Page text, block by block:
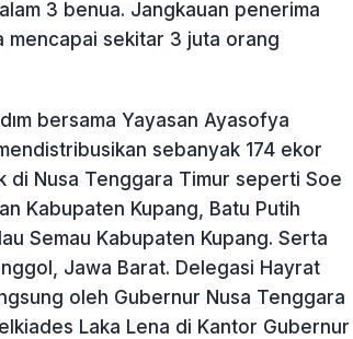
3 benua. Jangkauan penerima
mencapai sekitar 3 juta orang
bersama Yayasan Ayasofya
sebanyak 174 ekor
di Nusa Tenggara Timur seperti Soe
Kabupaten Kupang, Batu Putih
Semau Kabupaten Kupang. Serta
Jawa Barat. Delegasi Hayrat
oleh Gubernur Nusa Tenggara
Laka Lena di Kantor Gubernur